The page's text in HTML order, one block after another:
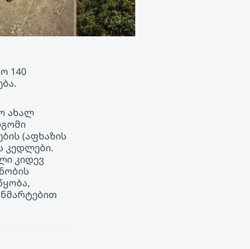
140
ახალ
(აფხაზის
კედლები.
კიდევ